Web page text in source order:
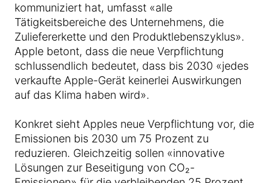
kommuniziert hat, umfasst «alle
Tätigkeitsbereiche des Unternehmens, die
Zuliefererkette und den Produktlebenszyklus».
Apple betont, dass die neue Verpflichtung
schlussendlich bedeutet, dass bis 2030 «jedes
verkaufte Apple-Gerät keinerlei Auswirkungen
auf das Klima haben wird».
Konkret sieht Apples neue Verpflichtung vor, die
Emissionen bis 2030 um 75 Prozent zu
reduzieren. Gleichzeitig sollen «innovative
Lösungen zur Beseitigung von CO₂-